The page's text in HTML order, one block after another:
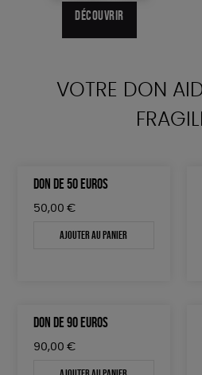
DÉCOUVRIR
DÉCOUVRIR
DÉCOUVRIR
DÉCOUVRIR
VOTRE DON
DON DE 50 EUROS
50,00 €
Ajouter au panier
DON DE 90 EUROS
90,00 €